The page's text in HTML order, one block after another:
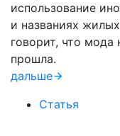
использование
и названиях
говорит, что мода
прошла.
дальше
Статья